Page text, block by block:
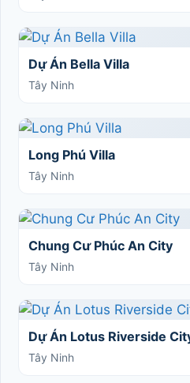
Dự Án Bella Villa
Tây Ninh
Long Phú Villa
Tây Ninh
Chung Cư Phúc An City
Tây Ninh
Dự Án Lotus Riverside
Tây Ninh